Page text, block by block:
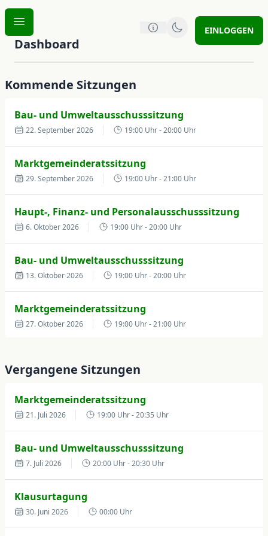
Dashboard
EINLOGGEN
Kommende Sitzungen
Bau- und Umweltausschusssitzung
22. September 2026 19:00 Uhr- 20:00 Uhr
Marktgemeinderatssitzung
29. September 2026 19:00 Uhr- 21:00 Uhr
Haupt-, Finanz- und Personalausschusssitzung
6. Oktober 2026 19:00 Uhr- 20:00 Uhr
Bau- und Umweltausschusssitzung
13. Oktober 2026 19:00 Uhr- 20:00 Uhr
Marktgemeinderatssitzung
27. Oktober 2026 19:00 Uhr- 21:00 Uhr
17. November 2026 19:00 Uhr
Marktgemeinderatssitzung
24. November 2026 19:00 Uhr - 21:00 Uhr
Haupt-, Finanz- und Personalausschusssitzung
1. Dezember 2026 19:00 Uhr - 20:00 Uhr
Vergangene Sitzungen
Marktgemeinderatssitzung
21. Juli 2026 19:00 Uhr- 20:35 Uhr
Bau- und Umweltausschusssitzung
7. Juli 2026 20:00 Uhr- 20:30 Uhr
Klausurtagung
30. Juni 2026 00:00 Uhr